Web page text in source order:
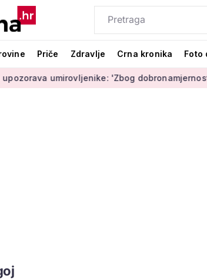
Priče Zdravlje Crna kronika Foto
umirovljenike: 'Zbog dobronamjernosti